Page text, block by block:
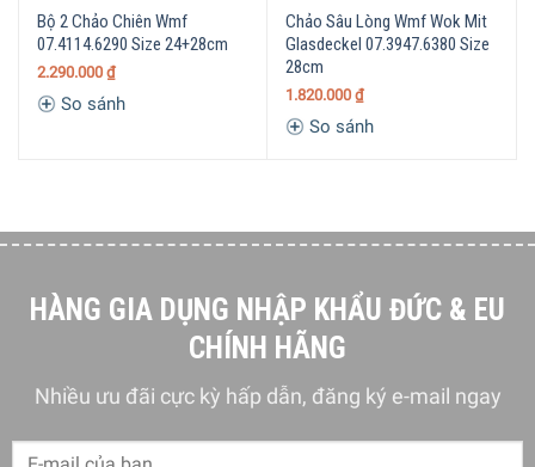
Bếp hồng ngoại
Lò nướng
Chất liệu:
Lõi đế chảo: Nhôm
Kích thước – Khối lượng:
Chảo nông lòng: Đường kính miệng 28 cm x Đường kính
đáy 21,3 cm – Nặng ~1,52 kg
Chảo sâu lòng: Đường kính miệng 28 cm x Đường kính
Bộ 2 Chảo Chiên Wmf
07.4114.6290 Size 24+28cm
2.290.000 ₫
So sánh
Chảo Sâu Lòng Wmf Wok Mit
Glasdeckel 07.3947.6380 Size
28cm
1.820.000₫
So sánh
HÀNG GIA DỤNG NHẬP KHẨU ĐỨC & EU
CHÍNH HÃNG
Nhiều ưu đãi cực kỳ hấp dẫn, đăng ký e-mail ngay